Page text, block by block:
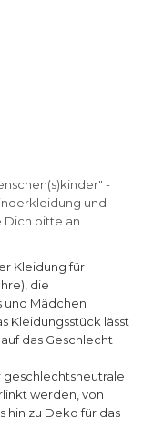
-
und -
Dich bitte an
Kleidung für
die
und Mädchen
Kleidungsstück lässt
das Geschlecht
werden, von
hin zu Deko für das